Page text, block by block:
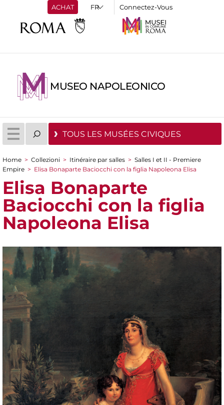
ACHAT Connectez-Vous
MUSEO NAPOLEONICO
TOUS LES MUSÉES CIVIQUES
You are here
Home > Collezioni > Itinéraire par salles > Salles I et II - Premiere
Empire > Elisa Bonaparte Baciocchi con la figlia Napoleona Elisa
Elisa Bonaparte
Baciocchi con la figlia
Napoleona Elisa